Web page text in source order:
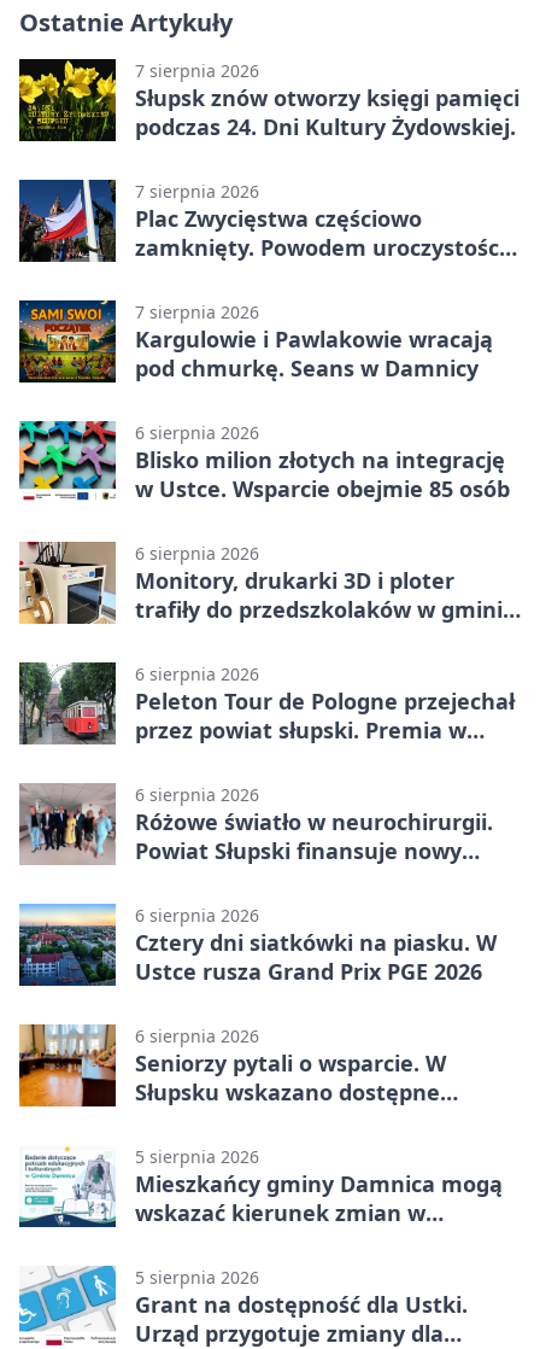
Ostatnie Artykuły
7 sierpnia 2026
Słupsk znów otworzy księgi pamięci
podczas 24. Dni Kultury Żydowskiej.
7 sierpnia 2026
Plac Zwycięstwa częściowo
zamknięty. Powodem uroczystości
7 sierpnia 2026
Kargulowie i Pawlakowie wracają
pod chmurkę. Seans w Damnicy
6 sierpnia 2026
Blisko milion złotych na integrację
w Ustce. Wsparcie obejmie 85 osób
6 sierpnia 2026
Monitory, drukarki 3D i ploter
trafiły do przedszkolaków w gminie
6 sierpnia 2026
Peleton Tour de Pologne przejechał
przez powiat słupski. Premia w
6 sierpnia 2026
Różowe światło w neurochirurgii.
Powiat Słupski finansuje nowy
6 sierpnia 2026
Cztery dni siatkówki na piasku. W
Ustce rusza Grand Prix PGE 2026
6 sierpnia 2026
Seniorzy pytali o wsparcie. W
Słupsku wskazano dostępne
5 sierpnia 2026
Mieszkańcy gminy Damnica mogą
wskazać kierunek zmian w
5 sierpnia 2026
Grant na dostępność dla Ustki.
Urząd przygotuje zmiany dla